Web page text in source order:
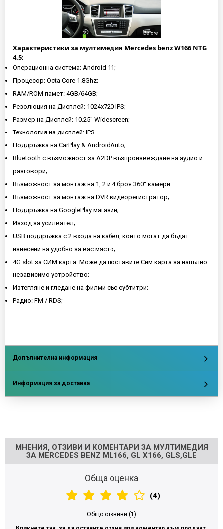
Характеристики за мултимедия Mercedes benz W166 NTG
4.5;
Операционна система: Android 11;
Процесор: Octa Core 1.8Ghz;
RAM/ROM памет: 4GB/64GB;
Резолюция на Дисплей: 1024х720 IPS;
Размер на Дисплей: 10.25" Widescreen;
Технология на дисплей: IPS
Поддръжка на CarPlay & AndroidAuto;
Bluetooth с възможност за A2DP възпройзвеждане на аудио и
разговори;
Възможност за монтаж на 1, 2 и 4 броя 360° камери.
Възможност за монтаж на DVR видеорегистратор;
Поддръжка на GooglePlay магазин;
Изход за усилвател;
USB поддръжка с 2 входа на кабел, които могат да бъдат
изнесени на удобно за вас място;
4G slot за СИМ карта. Може да поставите Сим карта за напълно
независимо устройство;
Изтегляне и гледане на филми със субтитри;
Радио: FM / RDS;
Допълнителна информация
Информация за доставка
МНЕНИЯ, ОТЗИВИ И КОМЕНТАРИ ЗА МУЛТИМЕДИЯ
ЗА MERCEDES BENZ ML166, GL X166, GLS,GLE
Обща оценка
(4)
Общо отзвиви (1)